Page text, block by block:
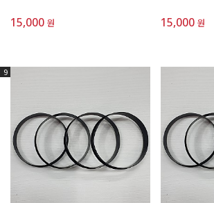
15,000 원 15,000 원
9